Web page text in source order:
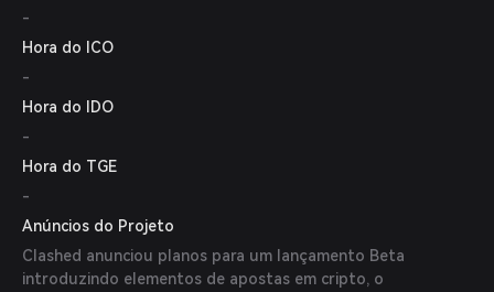
-
Hora do ICO
-
Hora do IDO
-
Hora do TGE
-
Anúncios do Projeto
Clashed anunciou planos para um lançamento Beta
introduzindo elementos de apostas em cripto, o